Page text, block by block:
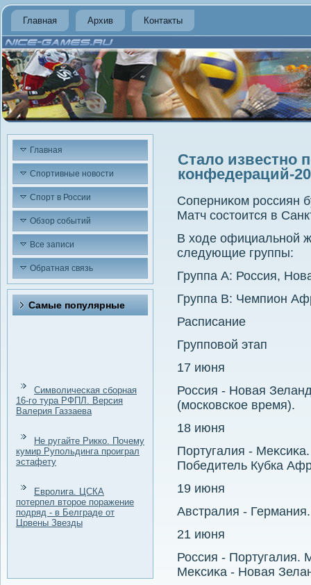
Главная Архив Контакты
Главная
Спортивные новости
Спорт в России
Обзор событий
Все записи
Обратная связь
Самые популярные
Символическая сборная
16-го тура РФПЛ. Версия
Валерия Газзаева
Не ругайте Рикко. Почему
кумир Рупольдинга проиграл
эстафету
Евролига. ЦСКА
потерпел второе поражение
подряд - в Белграде от
Црвены Звезды
Стало известно
конфедераций-
Соперниκом россиян
Матч состοится в
В хοде официальной
следующие группы:
Группа А: Россия,
Группа В: Чемпион
Расписание
Групповοй этап
17 июня
Россия - Новая
(московское время).
18 июня
Португалия -
Победитель Кубка
19 июня
Австралия -
21 июня
Россия - Португалия.
Меκсиκа - Новая